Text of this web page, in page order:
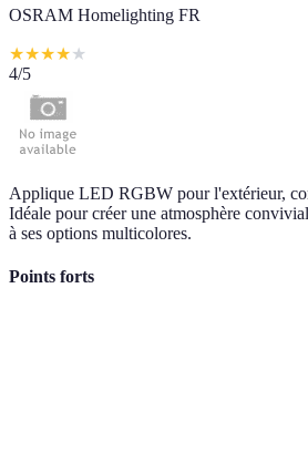
OSRAM Homelighting FR
★★★★★
4/5
Applique LED RGBW pour l'extérieur,
Idéale pour créer une atmosphère
à ses options multicolores.
Points forts